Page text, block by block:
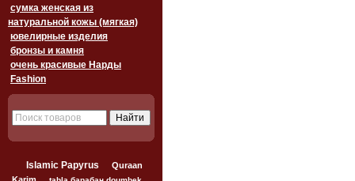
сумка женская из
натуральной кожы (мягкая)
ювелирные изделия
бронзы и камня
очень красивые Нарды
Fashion
Islamic Papyrus
Quraan